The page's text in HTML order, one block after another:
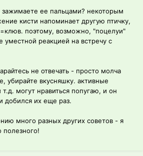
зажимаете ее пальцами? некоторым
кисти напоминает другую птичку,
поэтому, возможно, "поцелуи"
уместной реакцией на встречу с
не отвечать - просто молча
убирайте вкусняшку. активные
могут нравиться попугаю, и он
добился их еще раз.
много разных других советов - я